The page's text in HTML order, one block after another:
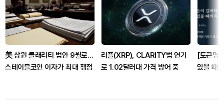
美 상원 클래리티 법안 9월로…
스테이블코인 이자가 최대 쟁점
리플(XRP), CLARITY법 연기
로 1.02달러대 가격 방어 중
[토큰명
있을 때